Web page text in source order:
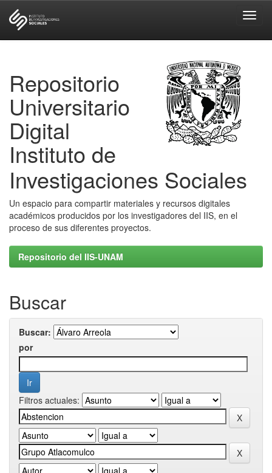
Repositorio
Universitario
Digital
Instituto de
Investigaciones Sociales
Un espacio para compartir materiales y recursos digitales
académicos producidos por los investigadores del IIS, en el
proceso de sus diferentes proyectos.
Repositorio del IIS-UNAM
Buscar
Buscar:
por
Filtros actuales: